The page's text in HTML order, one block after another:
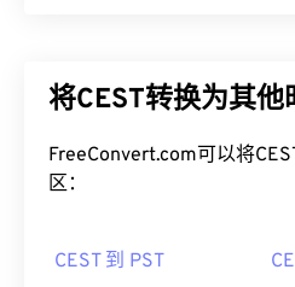
将CEST转换为其他
FreeConvert.com可以将
区：
CEST 到 PST